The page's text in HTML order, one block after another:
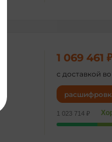
1 069 461 ₽
с доставкой
1 023 714 ₽